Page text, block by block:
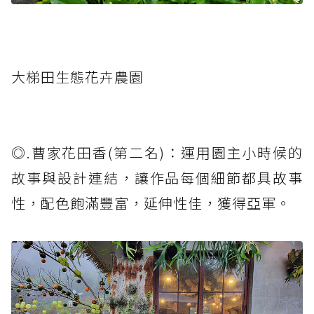
大梯田生態花卉農園
◎.曹家花田香(第二名)：運用園主小時候的
故事與設計連結，讓作品每個細節都具故事
性，配色飽滿豐富，延伸性佳，獲得亞軍。